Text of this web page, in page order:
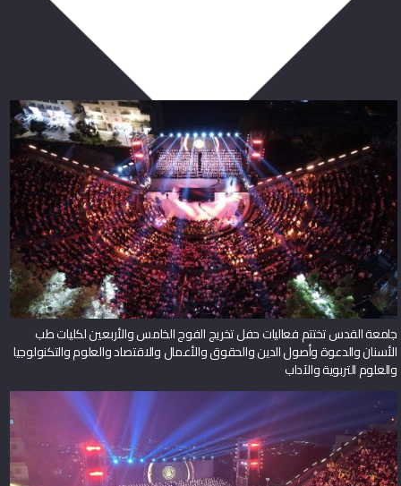
جامعة القدس تختتم فعاليات حفل تخريج الفوج الخامس والأربعين لكليات طب
الأسنان والدعوة وأصول الدين والحقوق والأعمال والاقتصاد والعلوم والتكنولوجيا
والعلوم التربوية والآداب